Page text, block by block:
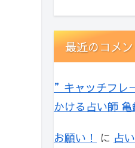
最近のコメ
”キャッチフレ
かける占い師 亀
お願い！ に 占